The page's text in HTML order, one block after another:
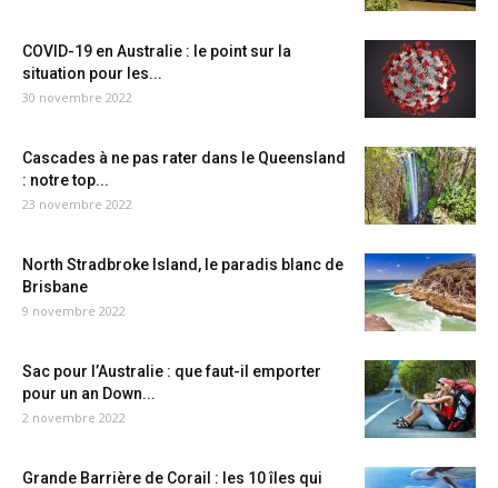
COVID-19 en Australie : le point sur la
situation pour les...
30 novembre 2022
Cascades à ne pas rater dans le Queensland
: notre top...
23 novembre 2022
North Stradbroke Island, le paradis blanc de
Brisbane
9 novembre 2022
Sac pour l’Australie : que faut-il emporter
pour un an Down...
2 novembre 2022
Grande Barrière de Corail : les 10 îles qui